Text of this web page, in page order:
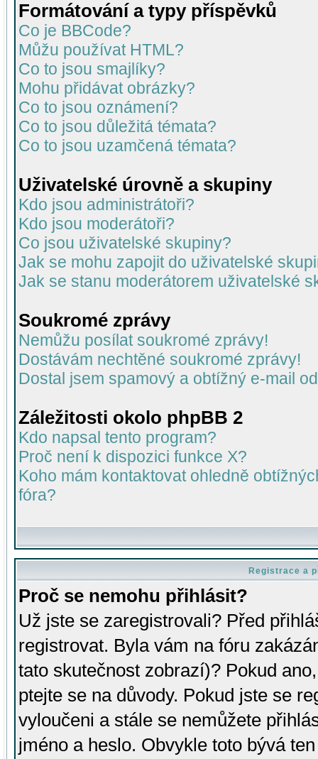
Formátování a typy příspěvků
Co je BBCode?
Můžu používat HTML?
Co to jsou smajlíky?
Mohu přidávat obrázky?
Co to jsou oznámení?
Co to jsou důležitá témata?
Co to jsou uzamčená témata?
Uživatelské úrovně a skupiny
Kdo jsou administrátoři?
Kdo jsou moderátoři?
Co jsou uživatelské skupiny?
Jak se mohu zapojit do uživatelské
Jak se stanu moderátorem uživatelské
Soukromé zprávy
Nemůžu posílat soukromé zprávy!
Dostávám nechtěné soukromé zprávy!
Dostal jsem spamový a obtížný e-mail
Záležitosti okolo phpBB 2
Kdo napsal tento program?
Proč není k dispozici funkce X?
Koho mám kontaktovat ohledně
fóra?
Registrace a
Proč se nemohu přihlásit?
Už jste se zaregistrovali? Před
registrovat. Byla vám na fóru
tato skutečnost zobrazí)? Pokud
ptejte se na důvody. Pokud jste se
vyloučeni a stále se nemůžete
jméno a heslo. Obvykle toto bývá